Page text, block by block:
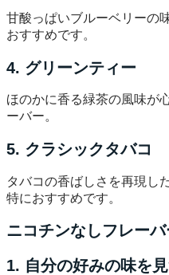
甘酸っぱいブルーベリーの
おすすめです。
4. グリーンティー
ほのかに香る緑茶の風味が
ーバー。
5. クラシックタバコ
タバコの香ばしさを再現し
特におすすめです。
ニコチンなしフレー
1. 自分の好みの味を